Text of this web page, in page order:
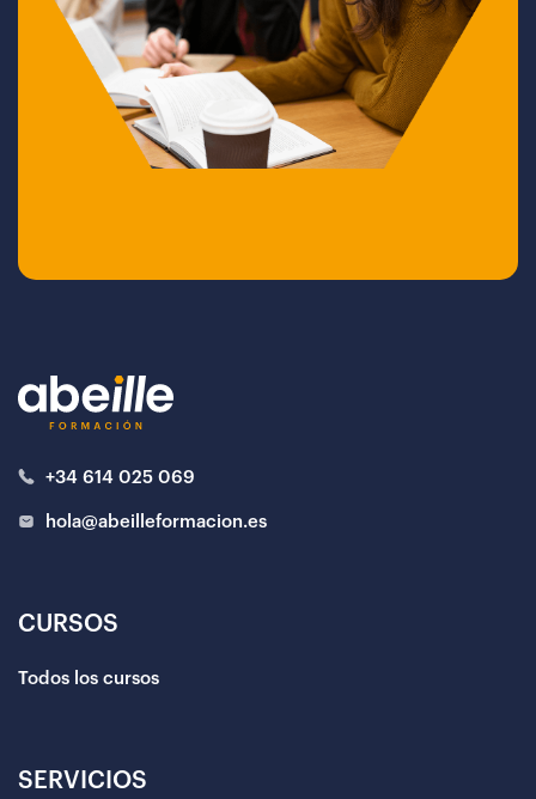
+34 614 025 069
hola@abeilleformacion.es
CURSOS
Todos los cursos
SERVICIOS